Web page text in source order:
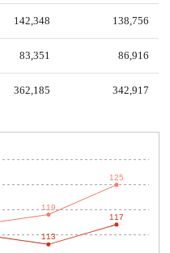
142,348 138,756
83,351 86,916
362,185 342,917
113
117
119
125